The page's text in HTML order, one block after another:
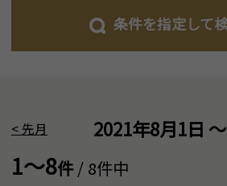
条件を指定して
< 先月 2021年8月1日
1～8件/ 8件中